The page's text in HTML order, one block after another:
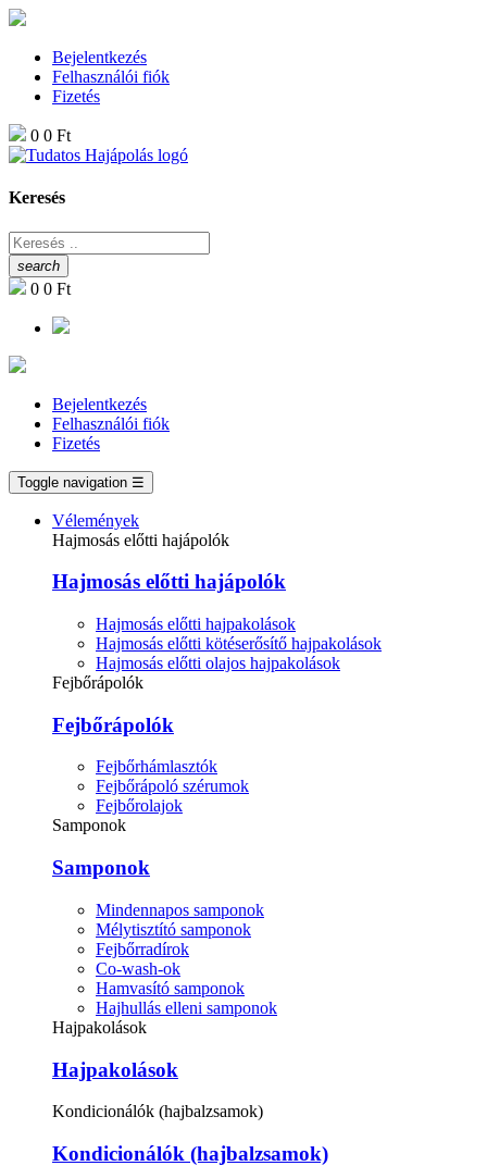
Bejelentkezés
Felhasználói fiók
Fizetés
0 0 Ft
Keresés
search
0 0 Ft
Bejelentkezés
Felhasználói fiók
Fizetés
Toggle navigation ☰
Vélemények
Hajmosás előtti hajápolók
Hajmosás előtti hajápolók
Hajmosás előtti hajpakolások
Hajmosás előtti kötéserősítő hajpakolások
Hajmosás előtti olajos hajpakolások
Fejbőrápolók
Fejbőrápolók
Fejbőrhámlasztók
Fejbőrápoló szérumok
Fejbőrolajok
Samponok
Samponok
Mindennapos samponok
Mélytisztító samponok
Fejbőrradírok
Co-wash-ok
Hamvasító samponok
Hajhullás elleni samponok
Hajpakolások
Hajpakolások
Kondicionálók (hajbalzsamok)
Kondicionálók (hajbalzsamok)